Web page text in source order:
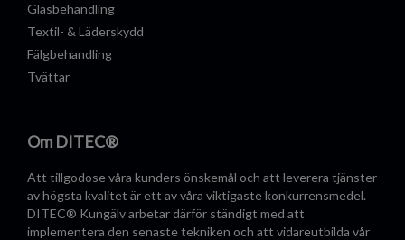
Glasbehandling
Textil- & Läderskydd
Fälgbehandling
Tvättar
Om DITEC®
Att tillgodose våra kunders önskemål och att leverera tjänster
av högsta kvalitet är ett av våra viktigaste konkurrensmedel.
DITEC® Kungälv arbetar därför ständigt med att
implementera den senaste tekniken och att vidareutbilda vår